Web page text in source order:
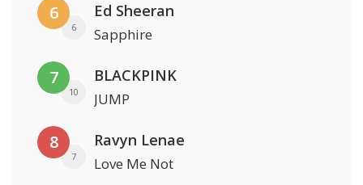
6
6
Ed Sheeran
Sapphire
7
10
BLACKPINK
JUMP
8
7
Ravyn Lenae
Love Me Not